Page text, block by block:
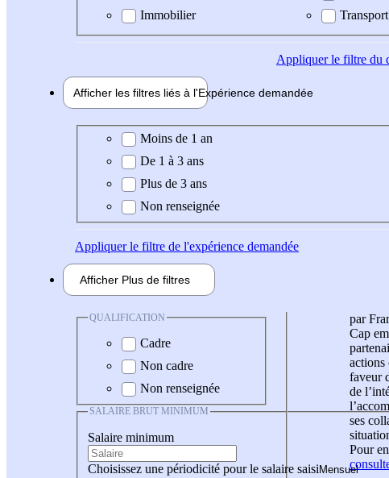
Immobilier
Appliquerle filtre du
Afficher les filtres liés à l'Expérience demandée
Expérience demandée
Moins de 1 an
De 1 à 3 ans
Plus de 3 ans
Non renseignée
Appliquerle filtre de l'expérience demandée
Afficher Plus de filtres
QUALIFICATION
Cadre
Non cadre
Non renseignée
SALAIRE BRUT MINIMUM
Salaire minimum
Choisissez une périodicité pour le salaire saisi
par
Cap
actions
faveur
de
ses
Pour